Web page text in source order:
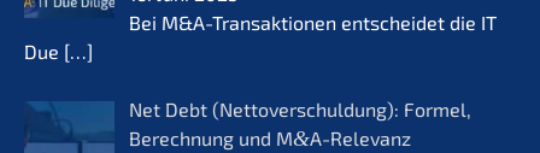
Bei M&A-Transaktionen entschei­det die IT
Due […]
Net Debt (Netto­ver­schul­dung): Formel,
Berech­nung und M&A-Relevanz